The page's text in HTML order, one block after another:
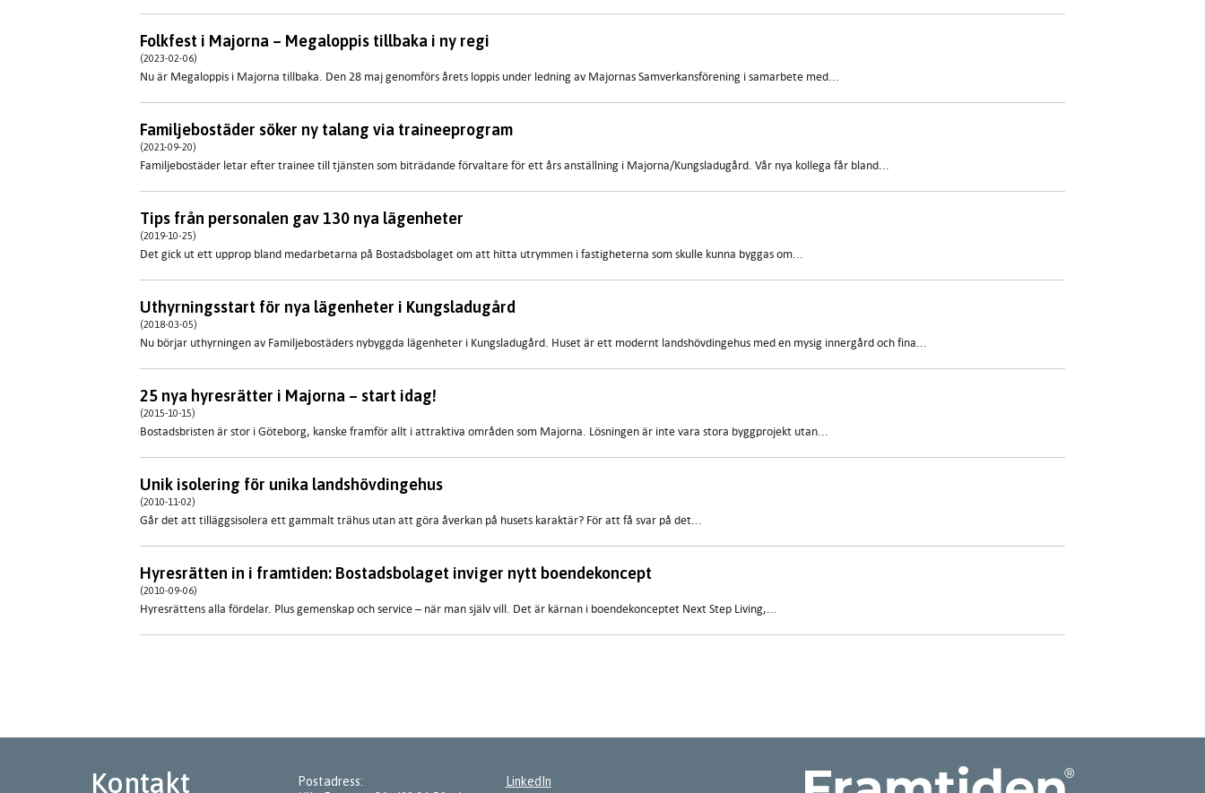
Folkfest i Majorna – Megaloppis tillbaka i ny regi
(2023-02-06)
Nu är Megaloppis i Majorna tillbaka. Den 28 maj genomförs årets loppis under ledning av Majornas Samverkansförening i samarbete med...
Familjebostäder söker ny talang via traineeprogram
(2021-09-20)
Familjebostäder letar efter trainee till tjänsten som biträdande förvaltare för ett års anställning i Majorna/Kungsladugård. Vår nya kollega får bland...
Tips från personalen gav 130 nya lägenheter
(2019-10-25)
Det gick ut ett upprop bland medarbetarna på Bostadsbolaget om att hitta utrymmen i fastigheterna som skulle kunna byggas om...
Uthyrningsstart för nya lägenheter i Kungsladugård
(2018-03-05)
Nu börjar uthyrningen av Familjebostäders nybyggda lägenheter i Kungsladugård. Huset är ett modernt landshövdingehus med en mysig innergård och fina...
25 nya hyresrätter i Majorna – start idag!
(2015-10-15)
Bostadsbristen är stor i Göteborg, kanske framför allt i attraktiva områden som Majorna. Lösningen är inte vara stora byggprojekt utan...
Unik isolering för unika landshövdingehus
(2010-11-02)
Går det att tilläggsisolera ett gammalt trähus utan att göra åverkan på husets karaktär? För att få svar på det...
Hyresrätten in i framtiden: Bostadsbolaget inviger nytt boendekoncept
(2010-09-06)
Hyresrättens alla fördelar. Plus gemenskap och service – när man själv vill. Det är kärnan i boendekonceptet Next Step Living,...
Kontakt
Postadress:
LinkedIn